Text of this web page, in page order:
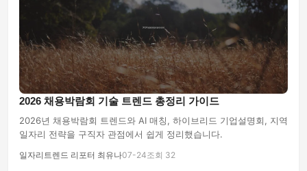
2026 채용박람회 기술 트렌드 총정리 가이드
2026년 채용박람회 트렌드와 AI 매칭, 하이브리드 기업설명회, 지역
일자리 전략을 구직자 관점에서 쉽게 정리했습니다.
일자리트렌드 리포터 최유나07-24조회 32